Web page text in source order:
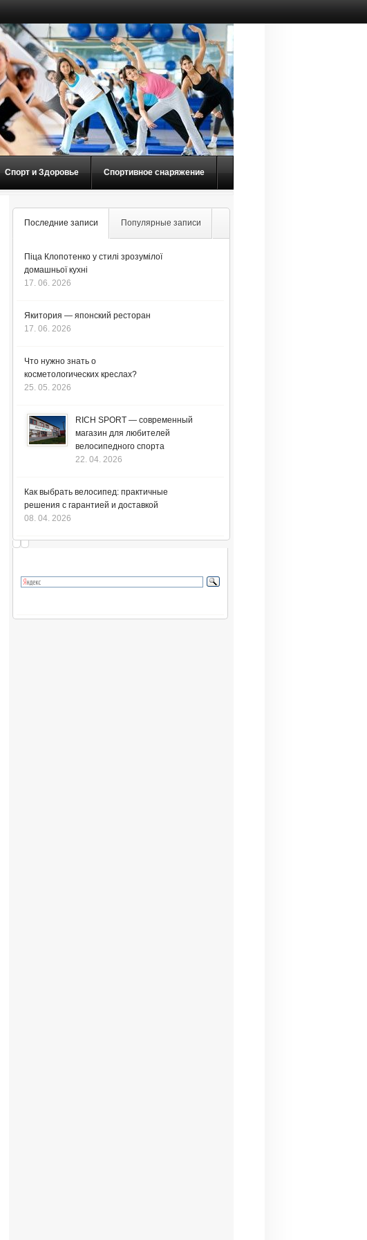
Спорт и Здоровье Спортивное снаряжение
Последние записи Популярные записи
Піца Клопотенко у стилі зрозумілої
домашньої кухні
17. 06. 2026
Якитория — японский ресторан
17. 06. 2026
Что нужно знать о
косметологических креслах?
25. 05. 2026
RICH SPORT — современный
магазин для любителей
велосипедного спорта
22. 04. 2026
Как выбрать велосипед: практичные
решения с гарантией и доставкой
08. 04. 2026